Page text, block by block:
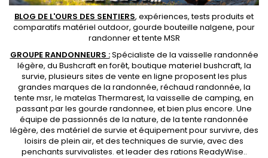
BLOG DE L'OURS DES SENTIERS, expériences, tests produits et
comparatifs matériel outdoor, gourde bouteille nalgene, pour
randonner ettente MSR
GROUPE RANDONNEURS :Spécialiste de la vaisselle randonnée
légère, du Bushcraft en forêt, boutique materiel bushcraft, la
survie, plusieurs sites de vente en ligne proposent les plus
grandes marques de la randonnée, réchaud randonnée, la
tente msr, le matelas Thermarest, la vaisselle de camping, en
passant par les gourde randonnee, et bien plus encore. Une
équipe de passionnés de la nature, de latente randonnée
légère, des matériel de survie et équipement pour survivre, des
loisirs de plein air, et des techniques de survie, avec des
penchants survivalistes. et leader des rations ReadyWise..